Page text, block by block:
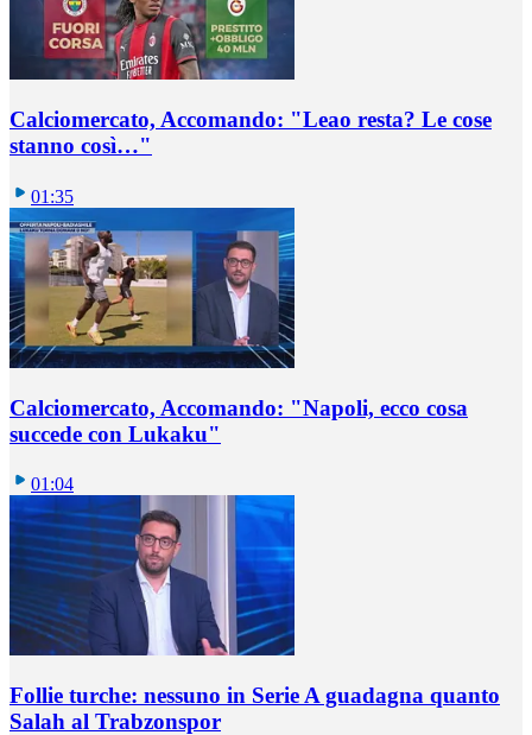
Calciomercato, Accomando: "Leao resta? Le cose
stanno così…"
01:35
Calciomercato, Accomando: "Napoli, ecco cosa
succede con Lukaku"
01:04
Follie turche: nessuno in Serie A guadagna quanto
Salah al Trabzonspor